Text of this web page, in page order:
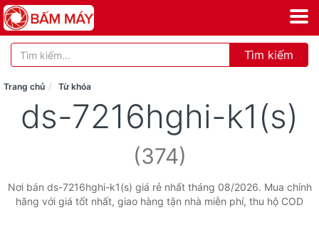
Tìm kiếm
Trang chủ Từ khóa
ds-7216hghi-k1(s)
(374)
Nơi bán ds-7216hghi-k1(s) giá rẻ nhất tháng 08/2026. Mua chính
hãng với giá tốt nhất, giao hàng tận nhà miễn phí, thu hộ COD